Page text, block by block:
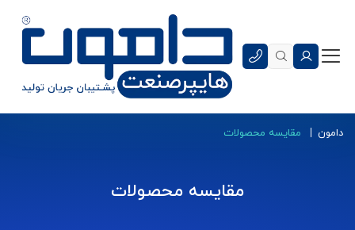
دامون مقایسه محصولات
مقایسه محصولات